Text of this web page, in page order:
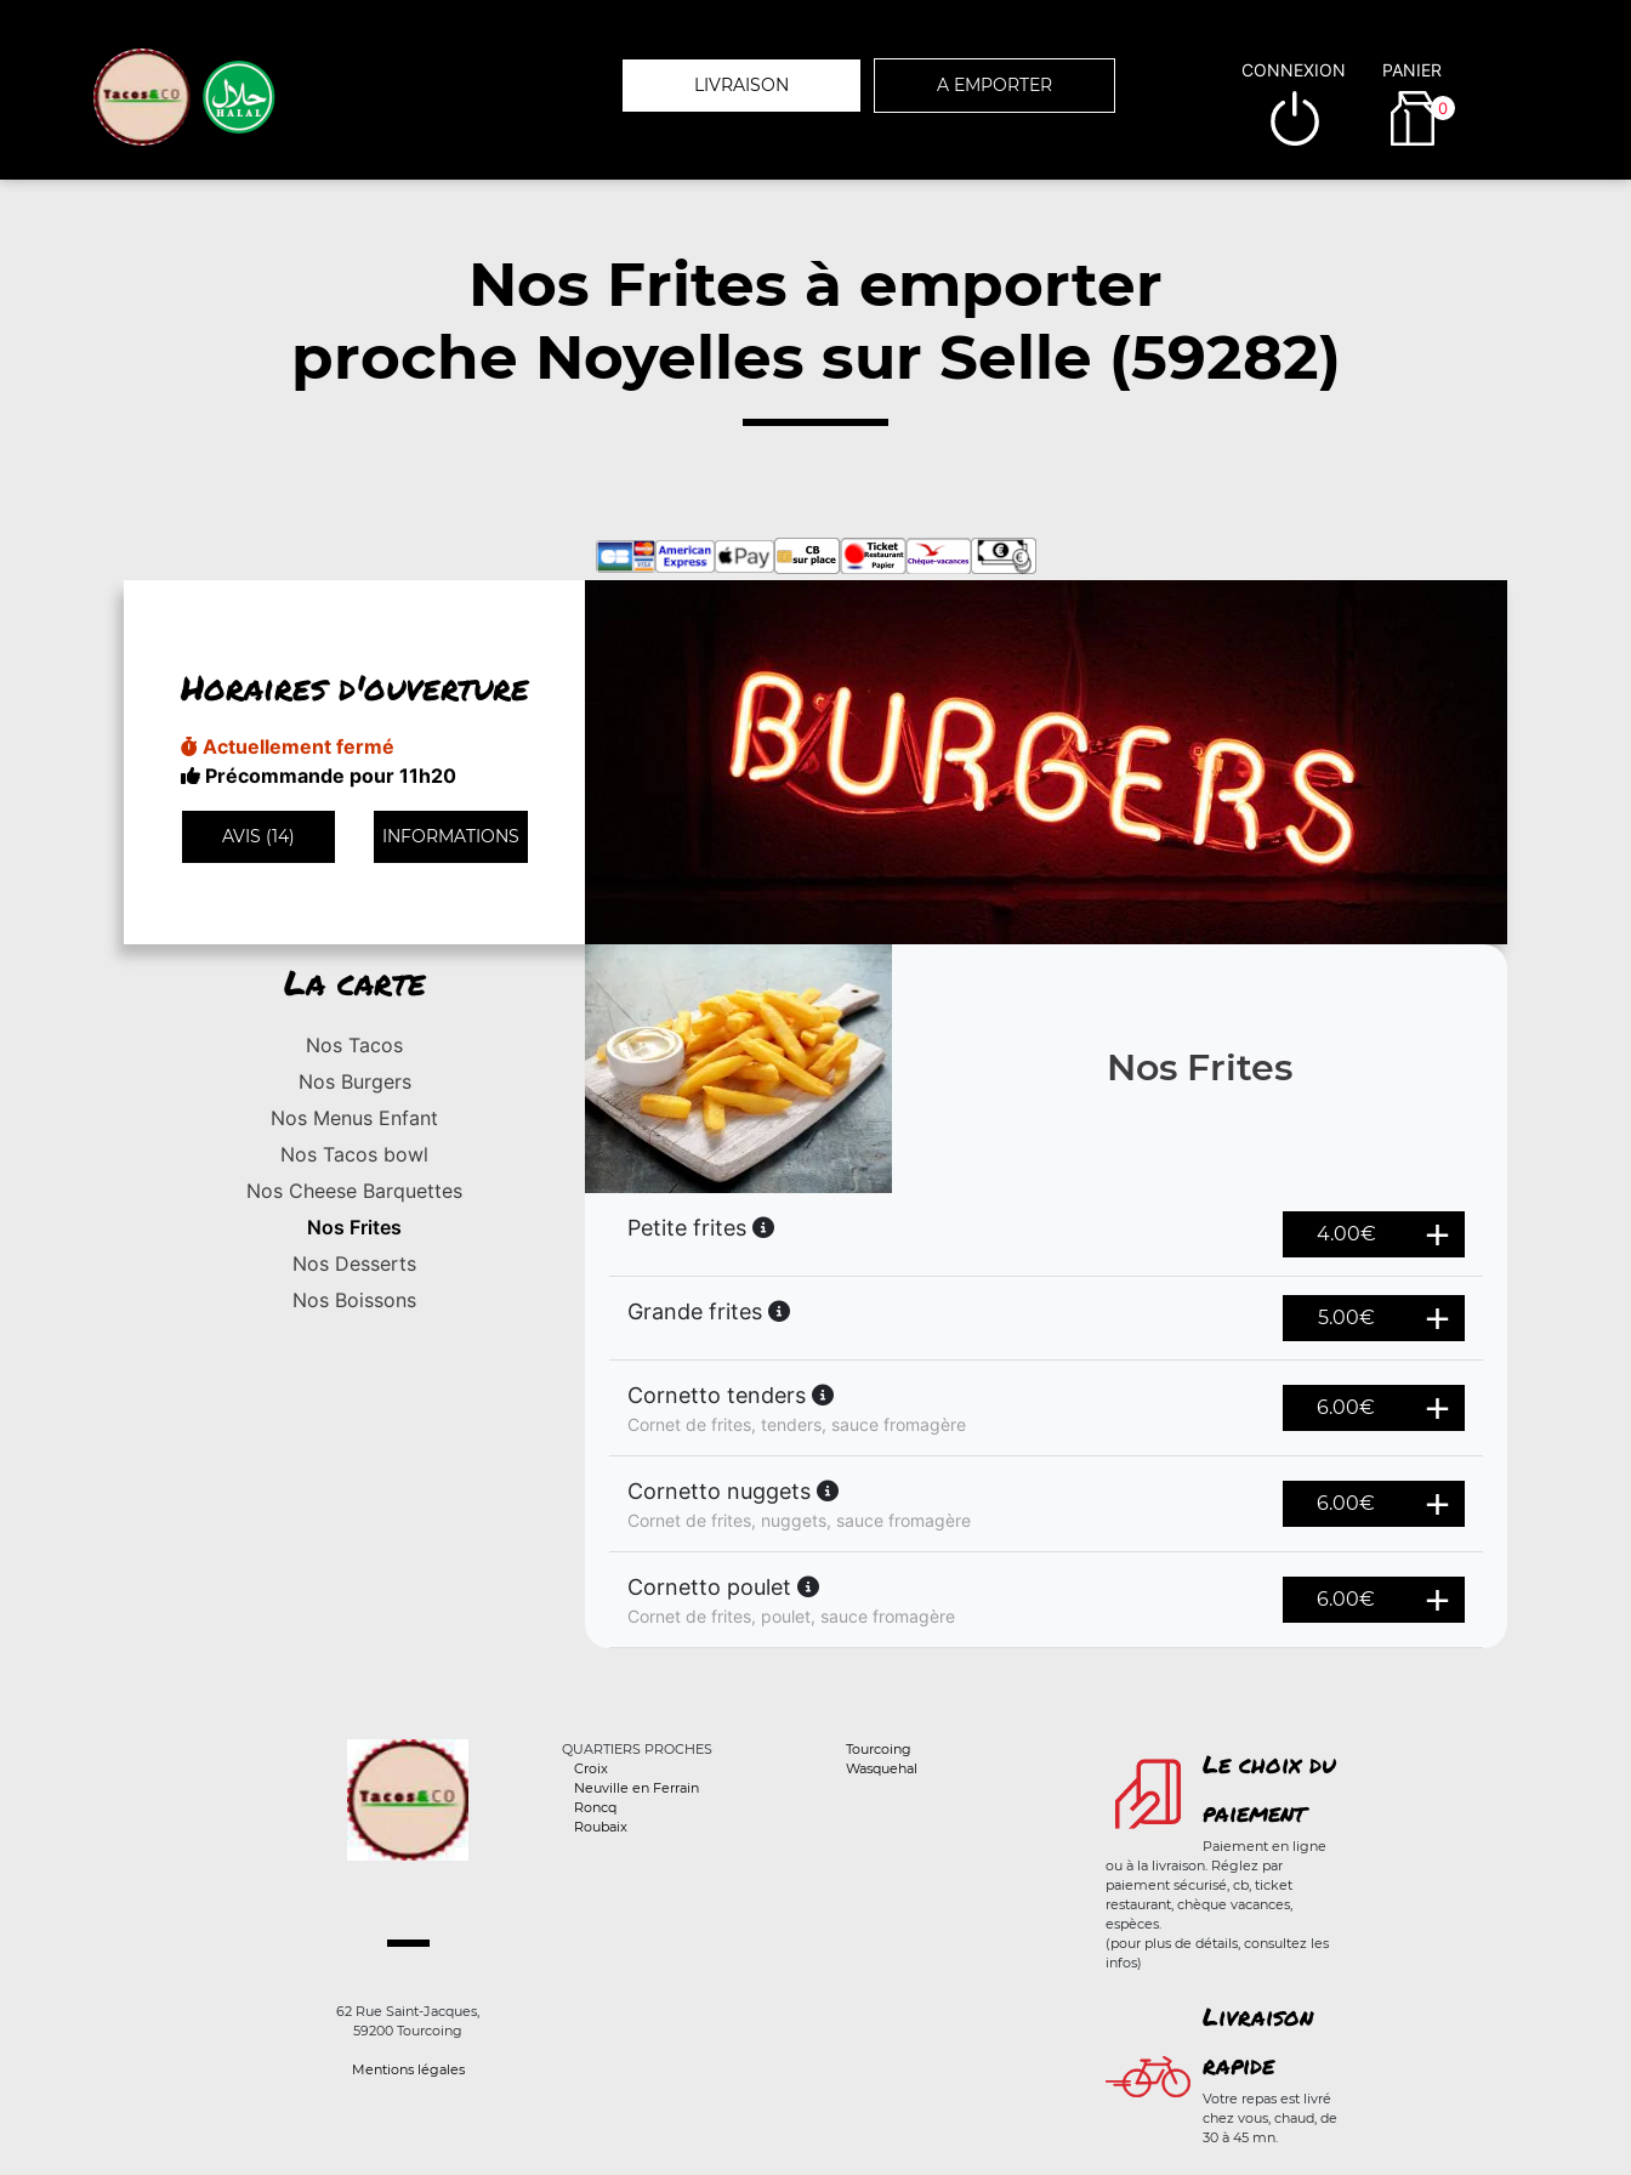
LIVRAISON A EMPORTER
CONNEXION PANIER
0
Nos Frites à emporter
proche Noyelles sur Selle (59282)
Horaires d'ouverture
Actuellement fermé
Précommande pour 11h20
AVIS (14) INFORMATIONS
La carte
Nos Tacos
Nos Burgers
Nos Menus Enfant
Nos Tacos bowl
Nos Cheese Barquettes
Nos Frites
Nos Desserts
Nos Boissons
Nos Frites
Petite frites 4.00€
Grande frites 5.00€
Cornetto tenders
Cornet de frites, tenders, sauce fromagère
6.00€
Cornetto nuggets
Cornet de frites, nuggets, sauce fromagère
6.00€
Cornetto poulet
Cornet de frites, poulet, sauce fromagère
6.00€
62 Rue Saint-Jacques,
59200 Tourcoing
Mentions légales
QUARTIERS PROCHES
Croix
Neuville en Ferrain
Roncq
Roubaix
Tourcoing
Wasquehal
Le choix du
paiement
Paiement en ligne
ou à la livraison. Réglez par
paiement sécurisé, cb, ticket
restaurant, chèque vacances,
espèces.
(pour plus de détails, consultez les
infos)
Livraison
rapide
Votre repas est livré
chez vous, chaud, de
30 à 45 mn.